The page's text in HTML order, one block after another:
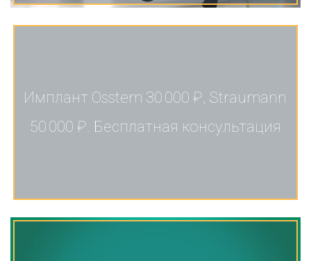
Имплант Osstem 30 000 ₽, Straumann
50 000 ₽. Бесплатная консультация